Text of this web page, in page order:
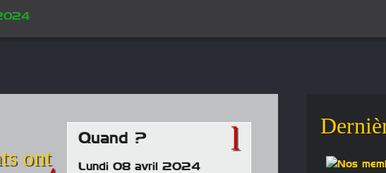
Quand ?
Lundi 08 avril 2024
ont